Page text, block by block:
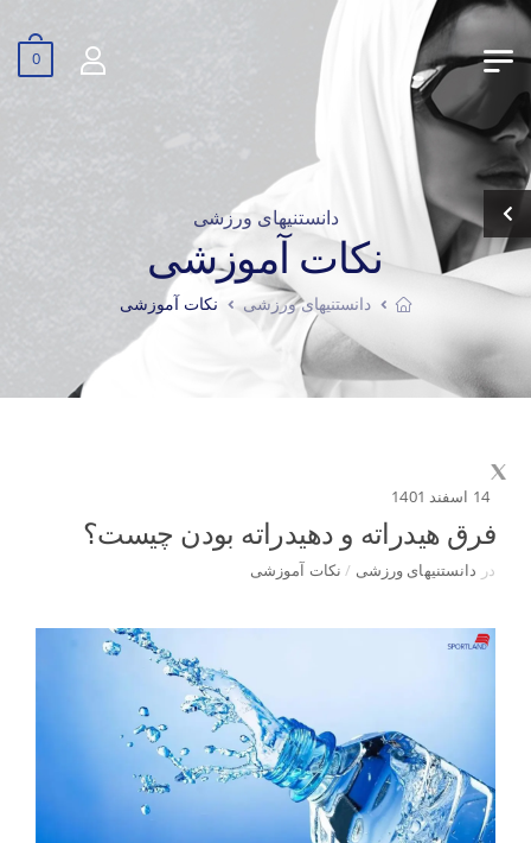
0
دانستنیهای ورزشی
نکات آموزشی
دانستنیهای ورزشی نکات آموزشی
14 اسفند 1401
فرق هیدراته و دهیدراته بودن چیست؟
در دانستنیهای ورزشی / نکات آموزشی